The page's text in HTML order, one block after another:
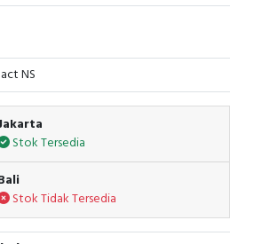
NS
Stok Tersedia
Stok Tidak Tersedia